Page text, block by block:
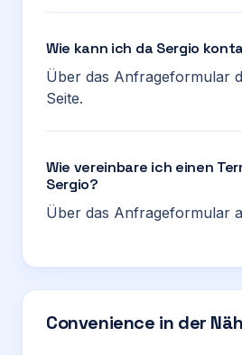
Wie kann ich da Sergio
Über das Anfrageformular
Seite.
Wie vereinbare ich einen
Sergio?
Über das Anfrageformular
Convenience in der